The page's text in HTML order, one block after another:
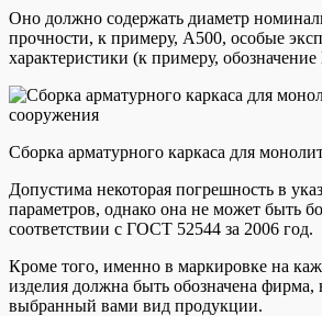
Оно должно содержать диаметр
прочности, к примеру, А500, особые
характеристики (к примеру,
Сборка арматурного каркаса для
Допустима некоторая погрешность в
параметров, однако она не может быть
соответствии с ГОСТ 52544 за 2006 год.
Кроме того, именно в маркировке на
изделия должна быть обозначена
выбранный вами вид продукции.